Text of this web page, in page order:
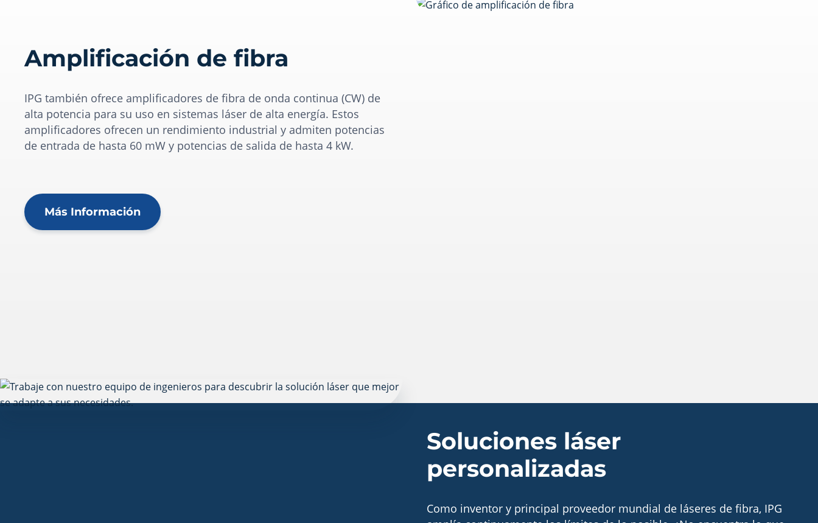
Amplificación de fibra
IPG también ofrece amplificadores de fibra de onda continua (CW) de
alta potencia para su uso en sistemas láser de alta energía. Estos
amplificadores ofrecen un rendimiento industrial y admiten potencias
de entrada de hasta 60 mW y potencias de salida de hasta 4 kW.
Más Información
Soluciones láser
personalizadas
Como inventor y principal proveedor mundial de láseres de fibra, IPG